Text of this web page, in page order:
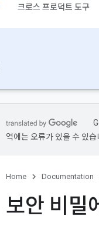
크로스 프로덕트 도구
역에는 오류가 있을 수 있습
Home Documentation
보안 비밀